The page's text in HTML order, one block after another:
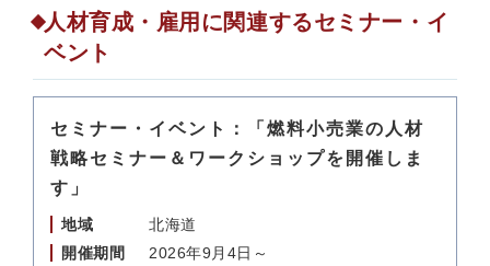
人材育成・雇用に関連するセミナー・イ
ベント
セミナー・イベント：「燃料小売業の人材
戦略セミナー＆ワークショップを開催しま
す」
地域
北海道
開催期間
2026年9月4日～